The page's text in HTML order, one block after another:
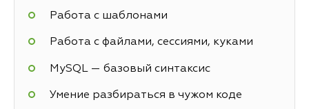
Работа с шаблонами
Работа с файлами, сессиями, куками
MySQL — базовый синтаксис
Умение разбираться в чужом коде